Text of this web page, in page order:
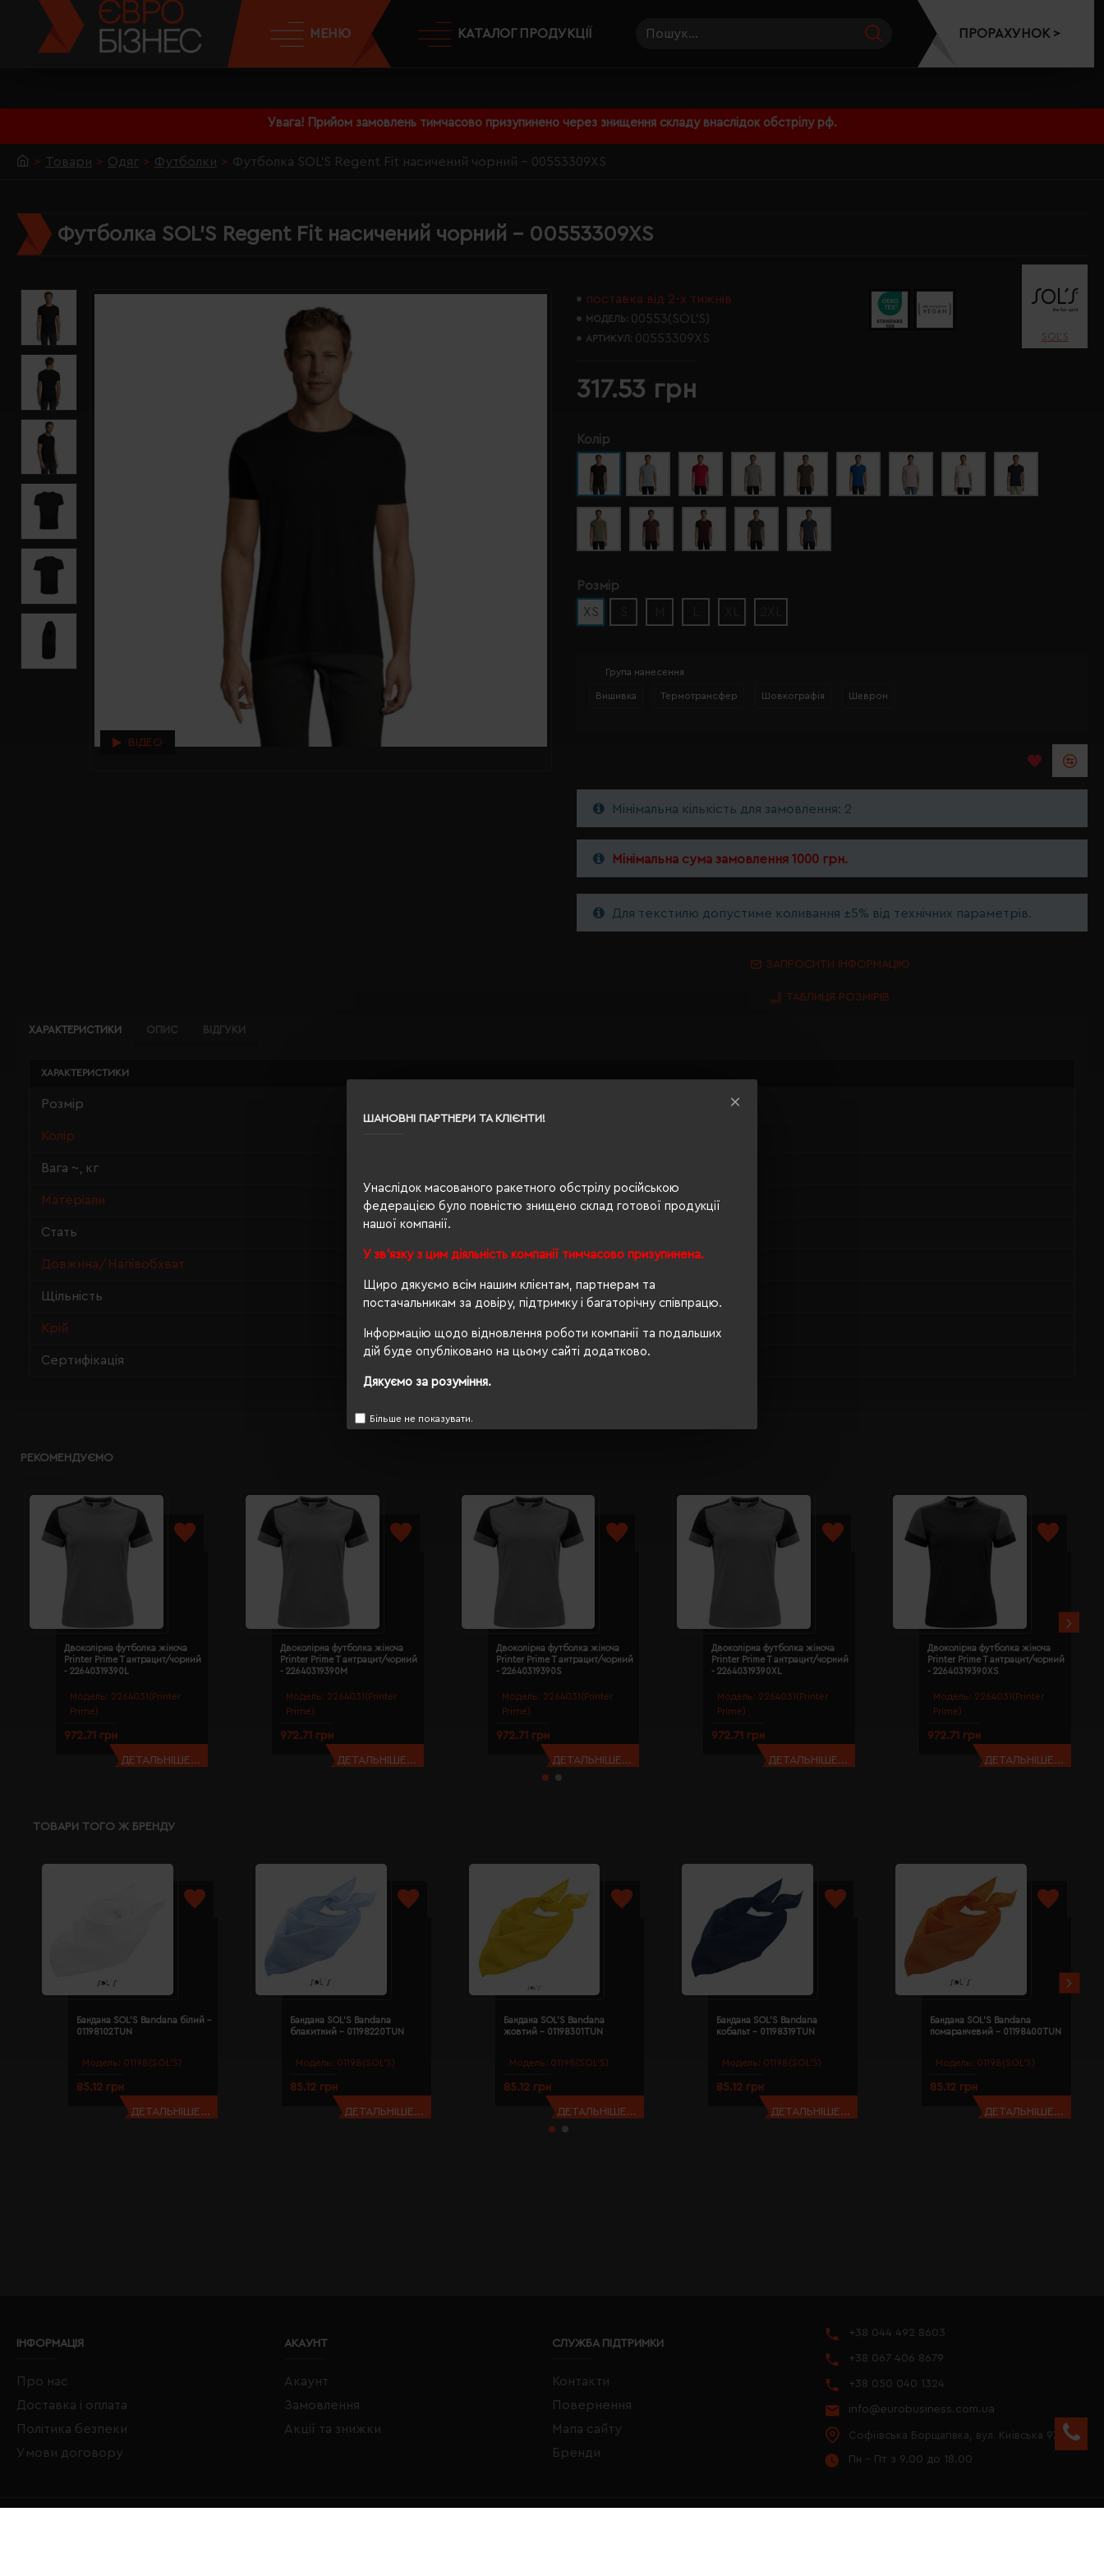
ШАНОВНІ ПАРТНЕРИ ТА КЛІЄНТИ!
Унаслідок масованого ракетного обстрілу російською
федерацією було повністю знищено склад готової продукції
нашої компанії.
У зв'язку з цим діяльність компанії тимчасово призупинена.
Щиро дякуємо всім нашим клієнтам, партнерам та
постачальникам за довіру, підтримку і багаторічну співпрацю.
Інформацію щодо відновлення роботи компанії та подальших
дій буде опубліковано на цьому сайті додатково.
Дякуємо за розуміння.
Більше не показувати.
Увага! Прийом замовлень тимчасово призупинено через знищення складу внаслідок обстрілу рф.
МЕНЮ КАТАЛОГ ПРОДУКЦІЇ ПРОРАХУНОК >
Товари Одяг Футболки Футболка SOL'S Regent Fit насичений чорний - 00553309XS
Футболка SOL'S Regent Fit насичений чорний - 00553309XS
ВІДЕО
поставка від 2-х тижнів
МОДЕЛЬ: 00553(SOL’S)
АРТИКУЛ: 00553309XS SOL’S
317.53 грн
Колір
Розмір
XS
Група нанесення
Вишивка Термотрансфер Шовкографія Шеврон
Мінімальна кількість для замовлення: 2
Мінімальна сума замовлення 1000 грн.
Для текстилю допустиме коливання ±5% від технічних параметрів.
ЗАПРОСИТИ ІНФОРМАЦІЮ
ТАБЛИЦЯ РОЗМІРІВ
ХАРАКТЕРИСТИКИ ОПИС ВІДГУКИ
ХАРАКТЕРИСТИКИ
Розмір
Колір
Вага ~, кг
Матеріали 100% бавовна
Стать чоловіча
Довжина/Напівобхват 66/45
Щільність
Крій приталений
Сертифікація OEKO-TEX® Standard 100, PETA-Approved Vegan
РЕКОМЕНДУЄМО
Модель: 2264031(Printer
Prime)
Двоколірна футболка жіноча
Printer Prime T антрацит/чорний
- 22640319390L
972.71 грн
ДЕТАЛЬНІШЕ...
Модель: 2264031(Printer
Prime)
Двоколірна футболка жіноча
Printer Prime T антрацит/чорний
- 22640319390M
972.71 грн
ДЕТАЛЬНІШЕ...
Модель: 2264031(Printer
Prime)
Двоколірна футболка жіноча
Printer Prime T антрацит/чорний
- 22640319390S
972.71 грн
ДЕТАЛЬНІШЕ...
Модель: 2264031(Printer
Prime)
Двоколірна футболка жіноча
Printer Prime T антрацит/чорний
- 22640319390XL
972.71 грн
ДЕТАЛЬНІШЕ...
Модель: 2264031(Printer
Prime)
Двоколірна футболка жіноча
Printer Prime T антрацит/чорний
- 22640319390XS
972.71 грн
ДЕТАЛЬНІШЕ...
ТОВАРИ ТОГО Ж БРЕНДУ
Модель: 01198(SOL’S)
Бандана SOL'S Bandana білий -
01198102TUN
85.12 грн
ДЕТАЛЬНІШЕ...
Модель: 01198(SOL’S)
Бандана SOL'S Bandana
блакитний - 01198220TUN
85.12 грн
ДЕТАЛЬНІШЕ...
Модель: 01198(SOL’S)
Бандана SOL'S Bandana
жовтий - 01198301TUN
85.12 грн
ДЕТАЛЬНІШЕ...
Модель: 01198(SOL’S)
Бандана SOL'S Bandana
кобальт - 01198319TUN
85.12 грн
ДЕТАЛЬНІШЕ...
Модель: 01198(SOL’S)
Бандана SOL'S Bandana
помаранчевий - 01198400TUN
85.12 грн
ДЕТАЛЬНІШЕ...
ІНФОРМАЦІЯ
Про нас
Доставка і оплата
Політика безпеки
Умови договору
АКАУНТ
Акаунт
Замовлення
Акції та знижки
СЛУЖБА ПІДТРИМКИ
Контакти
Повернення
Мапа сайту
Бренди
+38 044 492 8603
+38 067 406 8679
+38 050 040 1324
info@eurobusiness.com.ua
Софіївська Борщагівка, вул. Київська 97
Пн - Пт з 9.00 до 18.00